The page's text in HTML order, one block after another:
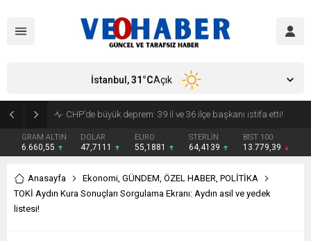
GRAM ALTIN
6.660,55
DOLAR
47,7111
EURO
55,1881
STERLİN
64,4139
BIST 100
13.779,39
İstanbul,31°CAçık
Anasayfa Ekonomi, GÜNDEM, ÖZEL HABER, POLİTİKA
TOKİ Aydın Kura Sonuçları Sorgulama Ekranı: Aydın asil ve yedek
listesi!